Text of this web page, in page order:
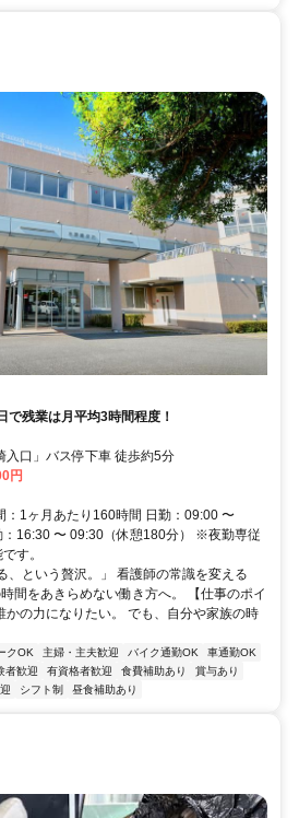
で残業は月平均3時間程度！
入口」バス停下車 徒歩約5分
円
：1ヶ月あたり160時間 日勤：09:00 〜
16:30 〜 09:30（休憩180分） ※夜勤専従
す。
、という贅沢。」 看護師の常識を変える
間をあきらめない働き方へ。 【仕事のポイ
かの力になりたい。 でも、自分や家族の時
クOK 主婦・主夫歓迎 バイク通勤OK
車通勤OK
者歓迎 有資格者歓迎 食費補助あり
賞与あり
シフト制 昼食補助あり